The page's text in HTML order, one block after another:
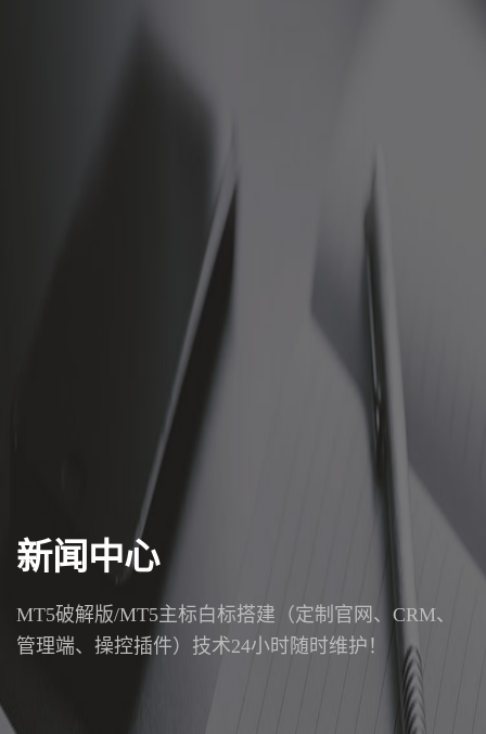
新闻中心
MT5破解版/MT5主标白标搭建（定制官网、CRM、
管理端、操控插件）技术24小时随时维护！